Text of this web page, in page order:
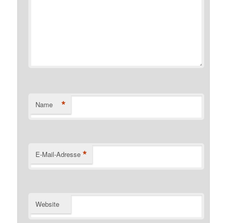
Name *
E-Mail-Adresse *
Website